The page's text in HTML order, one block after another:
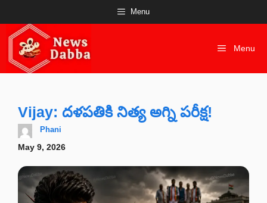
to
content
Menu
Menu
Vijay: దళపతికి నిత్య అగ్ని పరీక్ష!
Phani
May 9, 2026